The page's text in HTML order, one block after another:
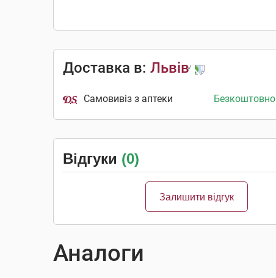
Доставка в: Львів
Самовивіз з аптеки Безкоштовно
Відгуки (0)
Залишити відгук
Аналоги